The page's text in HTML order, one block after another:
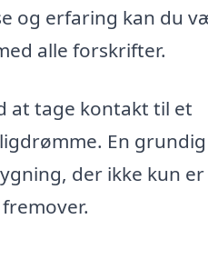
og erfaring kan du
alle forskrifter.
at tage kontakt til et
En grundig
der ikke kun er